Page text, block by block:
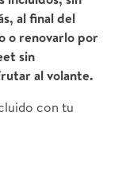
al final del
o renovarlo por
sin
al volante.
con tu